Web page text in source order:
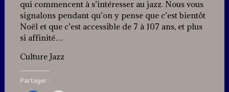
qui commencent à s’intéresser au jazz. Nous vous
signalons pendant qu’on y pense que c’est bientôt
Noël et que c’est accessible de 7 à 107 ans, et plus
si affinité…
Culture Jazz
Partager :